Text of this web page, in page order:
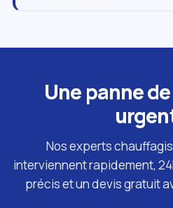
Une panne
Nos experts
interviennent rapidement,
précis et un devis gratuit